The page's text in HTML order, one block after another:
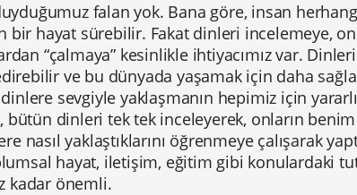
falan yok. Bana göre, insan
bir hayat sürebilir. Fakat dinleri incelemeye,
“çalmaya” kesinlikle ihtiyacımız var.
ve bu dünyada yaşamak için daha
sevgiyle yaklaşmanın hepimiz için
bütün dinleri tek tek inceleyerek, onların benim
nasıl yaklaştıklarını öğrenmeye çalışarak
hayat, iletişim, eğitim gibi konulardaki
kadar önemli.